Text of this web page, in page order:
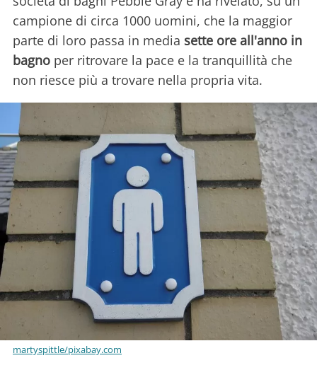
campione di circa 1000 uomini, che la maggior
parte di loro passa in media sette ore all'anno in
bagno per ritrovare la pace e la tranquillità che
non riesce più a trovare nella propria vita.
martyspittle/pixabay.com